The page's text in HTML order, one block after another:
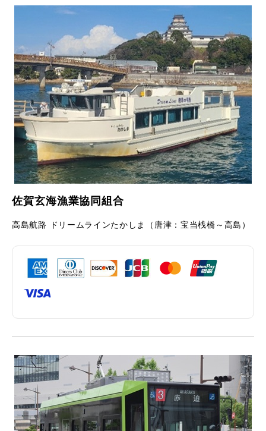
佐賀玄海漁業協同組合
高島航路 ドリームラインたかしま（唐津：宝当桟橋～高島）